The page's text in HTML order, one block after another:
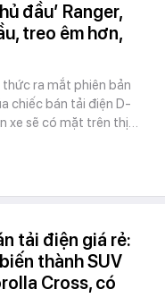
đầu’ Ranger,
treo êm hơn,
thức ra mắt phiên bản
chiếc bán tải điện D-
xe sẽ có mặt trên thị…
tải điện giá rẻ:
thành SUV
Cross, có